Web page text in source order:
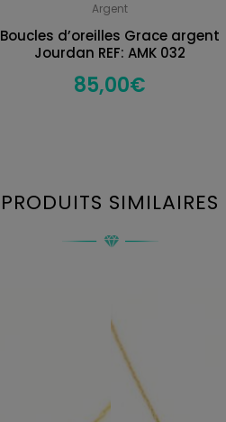
Argent
Boucles d’oreilles Grace argent
Jourdan REF: AMK 032
85,00€
PRODUITS SIMILAIRES